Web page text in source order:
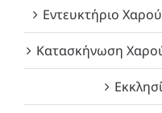
Εντευκτήριο
Κατασκήνωση